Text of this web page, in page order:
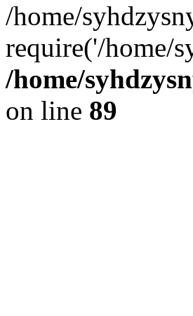
/home/
require('/home/
/home/
on line 89